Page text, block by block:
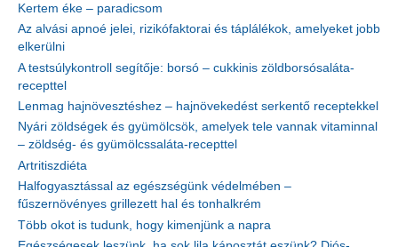
Kertem éke – paradicsom
Az alvási apnoé jelei, rizikófaktorai és táplálékok, amelyeket jobb
elkerülni
A testsúlykontroll segítője: borsó – cukkinis zöldborsósaláta-
recepttel
Lenmag hajnövesztéshez – hajnövekedést serkentő receptekkel
Nyári zöldségek és gyümölcsök, amelyek tele vannak vitaminnal
– zöldség- és gyümölcssaláta-recepttel
Artritiszdiéta
Halfogyasztással az egészségünk védelmében –
fűszernövényes grillezett hal és tonhalkrém
Több okot is tudunk, hogy kimenjünk a napra